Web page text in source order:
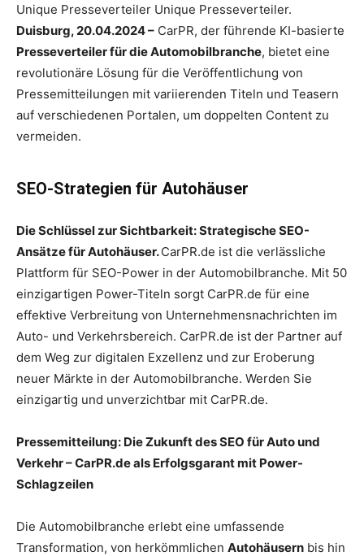
Unique Presseverteiler Unique Presseverteiler.
Duisburg, 20.04.2024 – CarPR, der führende KI-basierte
Presseverteiler für die Automobilbranche, bietet eine
revolutionäre Lösung für die Veröffentlichung von
Pressemitteilungen mit variierenden Titeln und Teasern
auf verschiedenen Portalen, um doppelten Content zu
vermeiden.
SEO-Strategien für Autohäuser
Die Schlüssel zur Sichtbarkeit: Strategische SEO-
Ansätze für Autohäuser.CarPR.de ist die verlässliche
Plattform für SEO-Power in der Automobilbranche. Mit 50
einzigartigen Power-Titeln sorgt CarPR.de für eine
effektive Verbreitung von Unternehmensnachrichten im
Auto- und Verkehrsbereich. CarPR.de ist der Partner auf
dem Weg zur digitalen Exzellenz und zur Eroberung
neuer Märkte in der Automobilbranche. Werden Sie
einzigartig und unverzichtbar mit CarPR.de.
Pressemitteilung: Die Zukunft des SEO für Auto und
Verkehr – CarPR.de als Erfolgsgarant mit Power-
Schlagzeilen
Die Automobilbranche erlebt eine umfassende
Transformation, von herkömmlichen Autohäusern bis hin